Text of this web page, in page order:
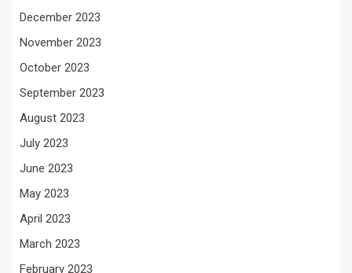
December 2023
November 2023
October 2023
September 2023
August 2023
July 2023
June 2023
May 2023
April 2023
March 2023
February 2023